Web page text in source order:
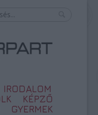
IRODALOM
KÉPZŐ
GYERMEK